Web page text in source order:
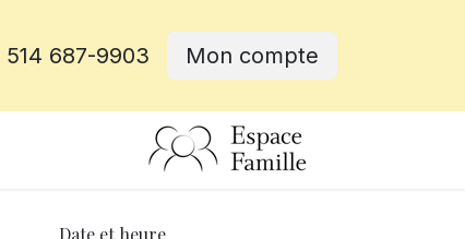
514 687-9903 Mon compte
Date et heure